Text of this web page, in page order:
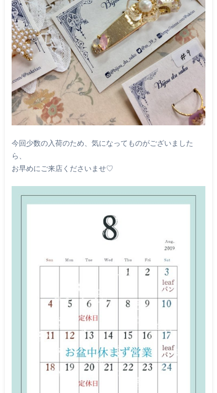
今回少数の入荷のため、気になってものがございました
ら、
お早めにご来店くださいませ♡